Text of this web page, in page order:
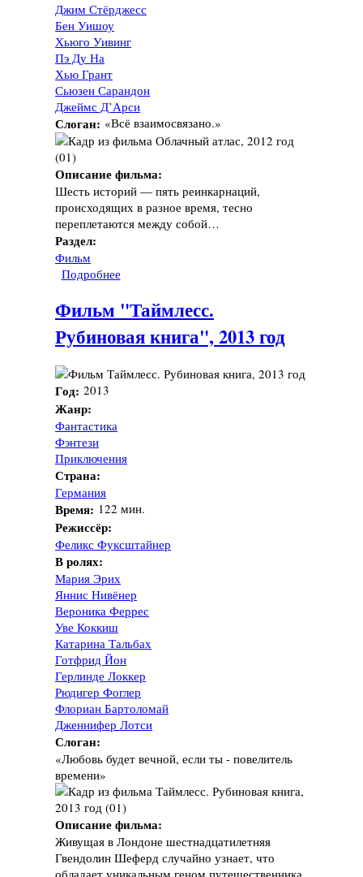
Джим Стёрджесс
Бен Уишоу
Хьюго Уивинг
Пэ Ду На
Хью Грант
Сьюзен Сарандон
Джеймс Д’Арси
Слоган: «Всё взаимосвязано.»
Описание фильма:
Шесть историй — пять реинкарнаций,
происходящих в разное время, тесно
переплетаются между собой…
Раздел:
Фильм
Подробнее
Фильм "Таймлесс.
Рубиновая книга", 2013 год
Год: 2013
Жанр:
Фантастика
Фэнтези
Приключения
Страна:
Германия
Время: 122 мин.
Режиссёр:
Феликс Фуксштайнер
В ролях:
Мария Эрих
Яннис Нивёнер
Вероника Феррес
Уве Коккиш
Катарина Тальбах
Готфрид Йон
Герлинде Локкер
Рюдигер Фоглер
Флориан Бартоломай
Дженнифер Лотси
Слоган:
«Любовь будет вечной, если ты - повелитель
времени»
Описание фильма:
Живущая в Лондоне шестнадцатилетняя
Гвендолин Шеферд случайно узнает, что